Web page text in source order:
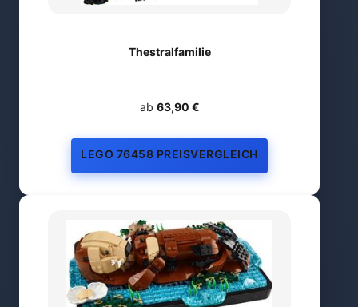
Thestralfamilie
ab 63,90 €
LEGO 76458 PREISVERGLEICH